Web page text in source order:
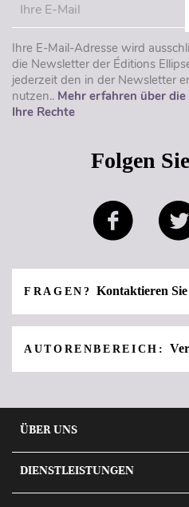
Ihre E-Mail-Adresse wird
die Newsletter der Éditions
jederzeit den in der Newsletter
nutzen.. Mehr erfahren über
Ihre Rechte
Folgen
FRAGEN? Kontaktieren Sie
AUTORENBEREICH:
ÜBER UNS
DIENSTLEISTUNGEN